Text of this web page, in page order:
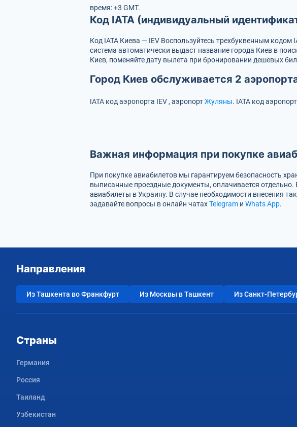
время: +3 GMT.
Код IATA (индивидуальный
Код IATA Киева — IEV Воспользуйтесь трехбуквенным кодом
система автоматически выдаст название города Киев в
Киев, поменяйте дату вылета при бронировании дешевых
Город Киев обслуживается 2
IATA код аэропорта IEV , аэропортЖуляны. IATA код
Важная информация при покупке
При покупке авиабилетов мы гарантируем безопасность
выписанные проездные документы, оплачивается
авиабилеты в Украину. В случае необходимости внесения
задавайте вопросы в онлайн чатахTelegram и Whats App.
Направления
Из Ташкента во Франкфурт Из Москвы в Ташкент Из Санкт-
Страны
Германия
Россия
Таиланд
Узбекистан